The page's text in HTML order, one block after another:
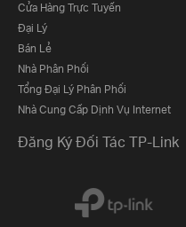
Cửa Hàng Trực Tuyến
Đại Lý
Bán Lẻ
Nhà Phân Phối
Tổng Đại Lý Phân Phối
Nhà Cung Cấp Dịnh Vụ Internet
Đăng Ký Đối Tác TP-Link